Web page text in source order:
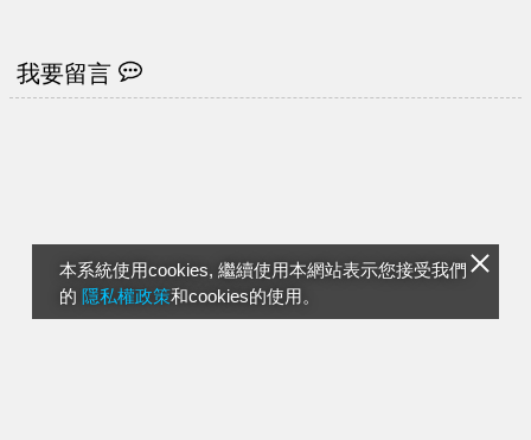
本系統使用cookies, 繼續使用本網站表示您接受我們
的 隱私權政策和cookies的使用。
我要留言